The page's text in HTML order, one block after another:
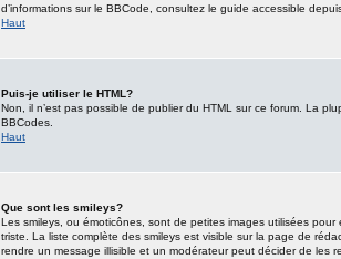
d’informations sur le BBCode, consultez le guide accessible
Haut
Puis-je utiliser le HTML?
Non, il n’est pas possible de publier du HTML sur ce forum. La
BBCodes.
Haut
Que sont les smileys?
Les smileys, ou émoticônes, sont de petites images utilisées
triste. La liste complète des smileys est visible sur la page de
rendre un message illisible et un modérateur peut décider de les